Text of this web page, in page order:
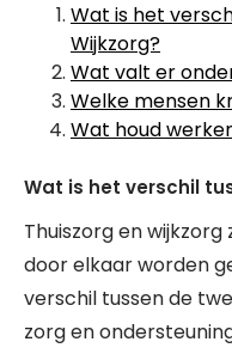
Wat is het
Wijkzorg?
Wat valt er
Welke mensen
Wat houd
Wat is het verschil
Thuiszorg en
door elkaar worden
verschil tussen de
zorg en